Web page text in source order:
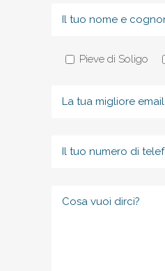
Pieve di Soligo